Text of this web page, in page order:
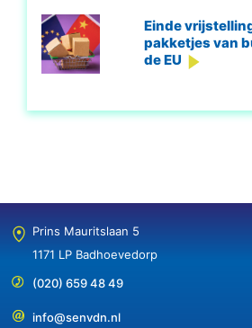
Einde
pakketjes van
de EU
Prins Mauritslaan 5
1171 LP Badhoevedorp
(020) 659 48 49
info@senvdn.nl